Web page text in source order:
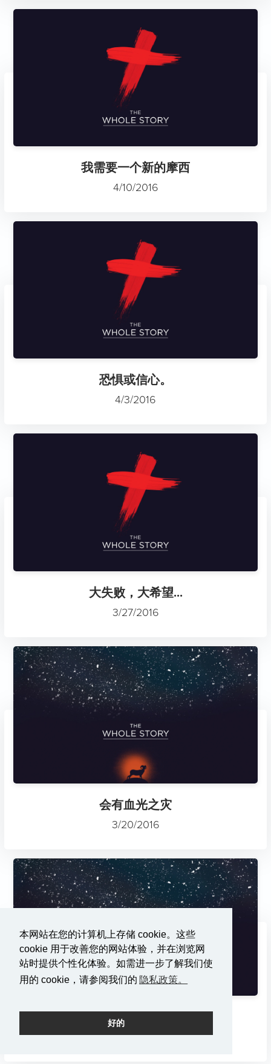
本网站在您的计算机上存储 cookie。这些
cookie 用于改善您的网站体验，并在浏览网
站时提供个性化体验。如需进一步了解我们使
用的 cookie，请参阅我们的 隐私政策。
好的
我需要一个新的摩西
4/10/2016
恐惧或信心。
4/3/2016
大失败，大希望...
3/27/2016
会有血光之灾
3/20/2016
拯救》。铭记 "中国梦"。
3/13/2016